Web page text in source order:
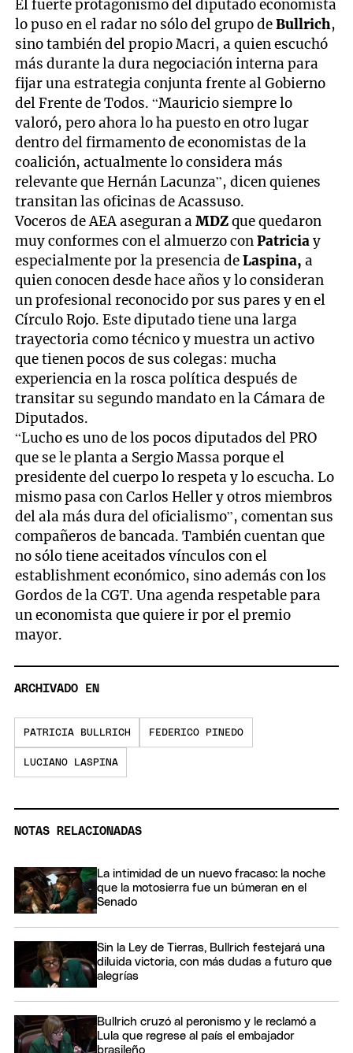
El fuerte protagonismo del diputado economista
lo puso en el radar no sólo del grupo deBullrich,
sino también del propio Macri, a quien escuchó
más durante la dura negociación interna para
fijar una estrategia conjunta frente al Gobierno
del Frente de Todos. “Mauricio siempre lo
valoró, pero ahora lo ha puesto en otro lugar
dentro del firmamento de economistas de la
coalición, actualmente lo considera más
relevante que Hernán Lacunza”, dicen quienes
transitan las oficinas de Acassuso.
Voceros de AEA aseguran aMDZque quedaron
muy conformes con el almuerzo conPatriciay
especialmente por la presencia deLaspina, a
quien conocen desde hace años y lo consideran
un profesional reconocido por sus pares y en el
Círculo Rojo. Este diputado tiene una larga
trayectoria como técnico y muestra un activo
que tienen pocos de sus colegas: mucha
experiencia en la rosca política después de
transitar su segundo mandato en la Cámara de
Diputados.
“Lucho es uno de los pocos diputados del PRO
que se le planta a Sergio Massa porque el
presidente del cuerpo lo respeta y lo escucha. Lo
mismo pasa con Carlos Heller y otros miembros
del ala más dura del oficialismo”, comentan sus
compañeros de bancada. También cuentan que
no sólo tiene aceitados vínculos con el
establishment económico, sino además con los
Gordos de la CGT. Una agenda respetable para
un economista que quiere ir por el premio
mayor.
ARCHIVADO EN
PATRICIA BULLRICH FEDERICO PINEDO
LUCIANO LASPINA
NOTAS RELACIONADAS
La intimidad de un nuevo fracaso: la noche
que la motosierra fue un búmeran en el
Senado
Sin la Ley de Tierras, Bullrich festejará una
diluida victoria, con más dudas a futuro que
alegrías
Bullrich cruzó al peronismo y le reclamó a
Lula que regrese al país el embajador
brasileño